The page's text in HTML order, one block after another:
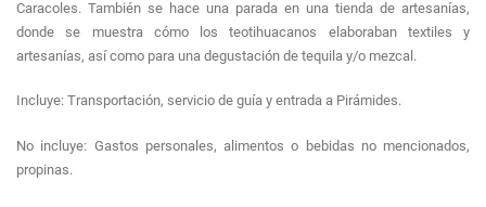
Caracoles. También se hace una parada en una tienda de artesanías,
donde se muestra cómo los teotihuacanos elaboraban textiles y
artesanías, así como para una degustación de tequila y/o mezcal.
Incluye: Transportación, servicio de guía y entrada a Pirámides.
No incluye: Gastos personales, alimentos o bebidas no mencionados,
propinas.